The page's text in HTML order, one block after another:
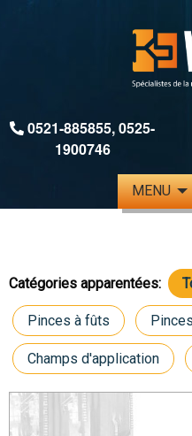
0521-885855,0525-
1900746
MENU
Catégories apparentées:
Pinces à fûts
Champs d'application